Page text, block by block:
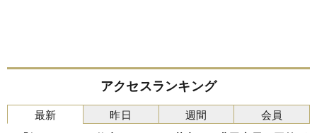
アクセスランキング
最新 昨日 週間 会員